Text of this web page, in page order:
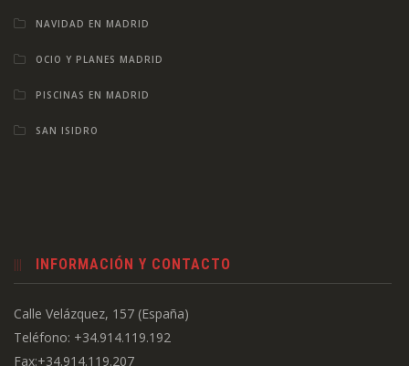
NAVIDAD EN MADRID
OCIO Y PLANES MADRID
PISCINAS EN MADRID
SAN ISIDRO
INFORMACIÓN Y CONTACTO
Calle Velázquez, 157 (España)
Teléfono: +34.914.119.192
Fax:+34.914.119.207